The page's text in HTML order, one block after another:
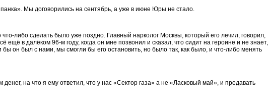
Мы договорились на сентябрь, а уже в июне Юры не стало.
либо сделать было уже поздно. Главный нарколог Москвы, который его лечил, говорил,
в далёком 96-м году, когда он мне позвонил и сказал, что сидит на героине и не знает,
бы он был с нами, мы смогли бы его остановить, но было так, как было, и что-либо менять
на что я ему ответил, что у нас «Сектор газа» а не «Ласковый май», и предавать